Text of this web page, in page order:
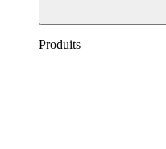
Produits